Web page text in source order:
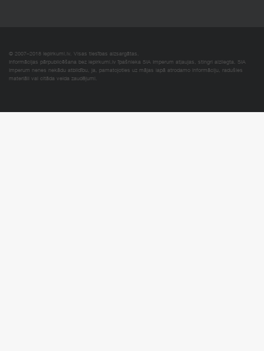
© 2007–2018 Iepirkumi.lv. Visas tiesības aizsargātas.
Informācijas pārpublicēšana bez iepirkumi.lv īpašnieka SIA Imperum atļaujas, stingri aizliegta. SIA
Imperum nenes nekādu atbildību, ja, pamatojoties uz mājas lapā atrodamo informāciju, radušies
materiāli vai citāda veida zaudējumi.